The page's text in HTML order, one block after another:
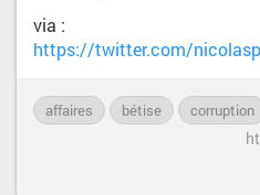
via :
https://twitter.com/
affaires bétise corruption